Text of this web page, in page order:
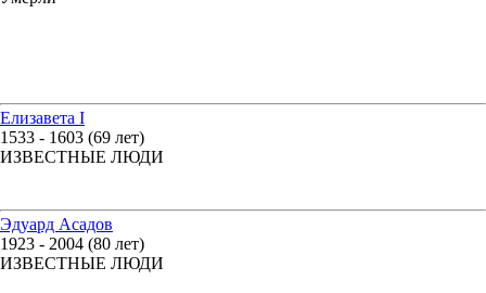
Елизавета I
1533 - 1603 (69 лет)
ИЗВЕСТНЫЕ ЛЮДИ
Эдуард Асадов
1923 - 2004 (80 лет)
ИЗВЕСТНЫЕ ЛЮДИ